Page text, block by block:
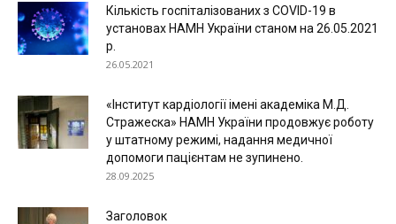
Кількість госпіталізованих з COVID-19 в
установах НАМН України станом на 26.05.2021
р.
26.05.2021
«Інститут кардіології імені академіка М.Д.
Стражеска» НАМН України продовжує роботу
у штатному режимі, надання медичної
допомоги пацієнтам не зупинено.
28.09.2025
Заголовок